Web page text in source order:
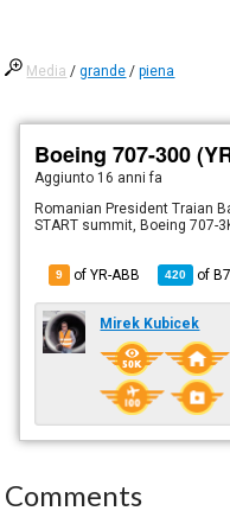
Media /grande /piena
Boeing 707-300
Aggiunto 16 anni fa
Romanian President Traian
START summit, Boeing 707-
9 of YR-ABB 420 of
Mirek Kubicek
Comments